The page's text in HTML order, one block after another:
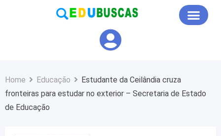
Home Educação
Estudante da Ceilândia cruza
fronteiras para estudar no exterior – Secretaria de Estado
de Educação